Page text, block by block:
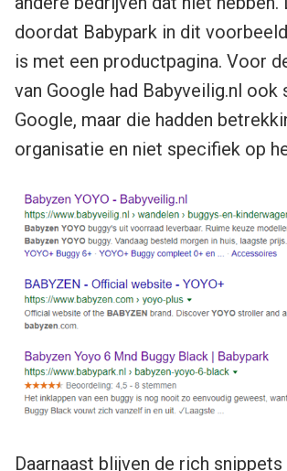
doordat Babypark in dit
is met een productpagina. Voor
van Google had Babyveilig.nl ook
Google, maar die hadden
organisatie en niet specifiek op
Daarnaast blijven de rich